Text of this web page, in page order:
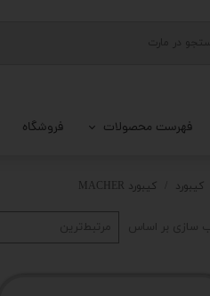
فهرست محصولات
قطعات کامپیوتر
فروشگاه
کیبورد کیبورد MACHER
سازی بر اساس مرتبط‌ترین